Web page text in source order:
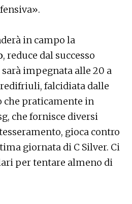
in campo la
, reduce dal successo
impegnata alle 20 a
falcidiata dalle
che praticamente in
che fornisce diversi
gioca contro
giornata di C Silver. Ci
per tentare almeno di